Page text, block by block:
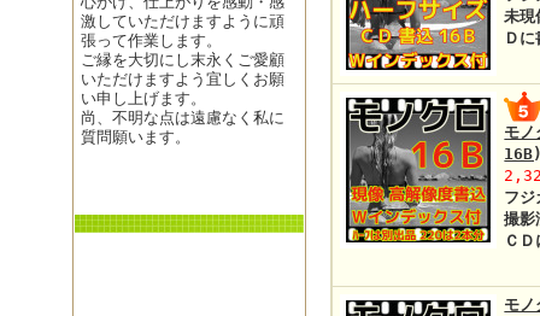
激していただけますように頑
張って作業します。
ご縁を大切にし末永くご愛顧
いただけますよう宜しくお願
い申し上げます。
尚、不明な点は遠慮なく私に
質問願います。
未現
Ｄ
モノ
フジ
撮影
Ｃ
モ